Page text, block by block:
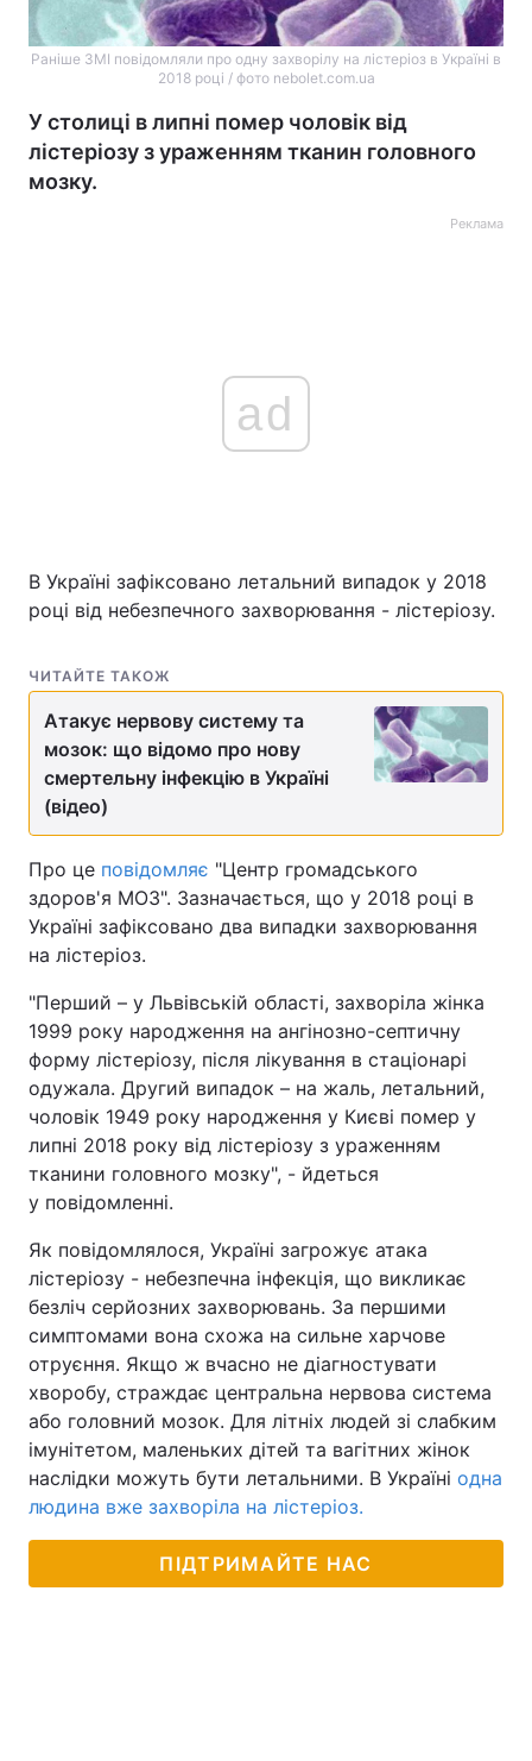
Раніше ЗМІ повідомляли про одну захворілу на лістеріоз в Україні в
2018 році / фото nebolet.com.ua
У столиці в липні помер чоловік від
лістеріозу з ураженням тканин головного
мозку.
Реклама
ad
В Україні зафіксовано летальний випадок у 2018
році від небезпечного захворювання - лістеріозу.
ЧИТАЙТЕ ТАКОЖ
Атакує нервову систему та
мозок: що відомо про нову
смертельну інфекцію в Україні
(відео)
Про це повідомляє "Центр громадського
здоров'я МОЗ". Зазначається, що у 2018 році в
Україні зафіксовано два випадки захворювання
на лістеріоз.
"Перший – у Львівській області, захворіла жінка
1999 року народження на ангінозно-септичну
форму лістеріозу, після лікування в стаціонарі
одужала. Другий випадок – на жаль, летальний,
чоловік 1949 року народження у Києві помер у
липні 2018 року від лістеріозу з ураженням
тканини головного мозку", - йдеться
у повідомленні.
Як повідомлялося, Україні загрожує атака
лістеріозу - небезпечна інфекція, що викликає
безліч серйозних захворювань. За першими
симптомами вона схожа на сильне харчове
отруєння. Якщо ж вчасно не діагностувати
хворобу, страждає центральна нервова система
або головний мозок. Для літніх людей зі слабким
імунітетом, маленьких дітей та вагітних жінок
наслідки можуть бути летальними. В Україні одна
людина вже захворіла на лістеріоз.
ПІДТРИМАЙТЕ НАС